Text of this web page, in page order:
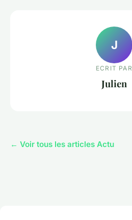
J
ECRIT PAR
Julien
← Voir tous les articles Actu